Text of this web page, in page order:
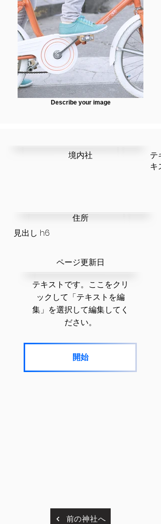
Describe your image
テ
キ
​境内社
​住所
見出し h6
​ページ更新日
テキストです。ここをクリ
ックして「テキストを編
集」を選択して編集してく
ださい。
開始
前の神社へ